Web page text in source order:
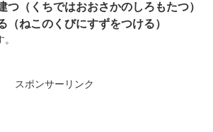
つ（くちではおおさかのしろもたつ）
（ねこのくびにすずをつける）
スポンサーリンク